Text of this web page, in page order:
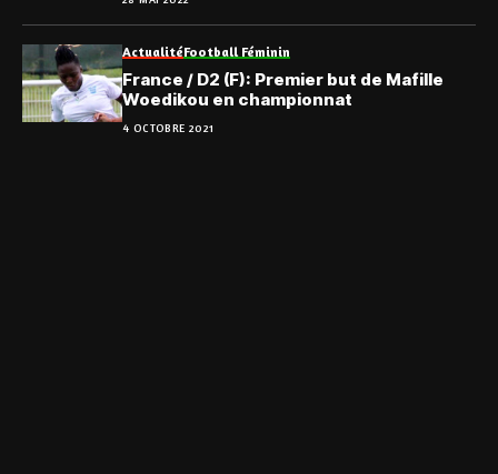
ActualitéFootball Féminin
France / D2 (F): Premier but de Mafille
Woedikou en championnat
4 OCTOBRE 2021